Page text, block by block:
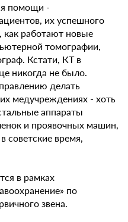
помощи -
их успешного
работают новые
томографии,
Кстати, КТ в
никогда не было.
делать
медучреждениях - хоть
аппараты
и проявочных машин,
советские время,
в рамках
по
звена.